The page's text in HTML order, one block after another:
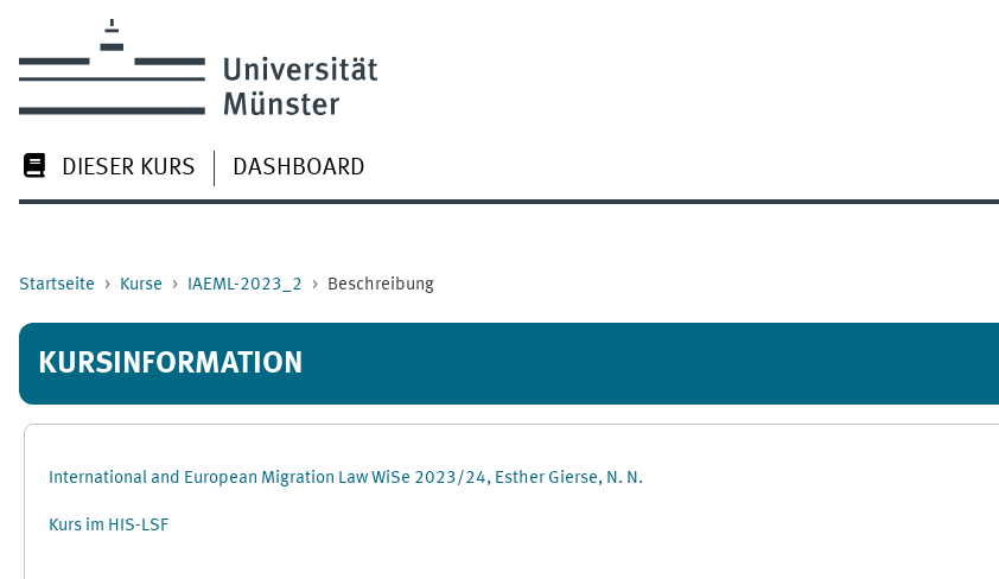
DIESER KURS DASHBOARD
Startseite Kurse IAEML-2023_2 Beschreibung
KURSINFORMATION
International and European Migration Law WiSe 2023/24, Esther Gierse, N. N.
Kurs im HIS-LSF